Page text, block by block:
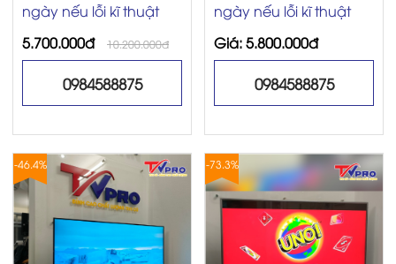
ngày nếu lỗi kĩ thuật
5.700.000đ
10.200.000đ
0984588875
ngày nếu lỗi kĩ thuật
Giá: 5.800.000đ
0984588875
-46.4% -73.3%